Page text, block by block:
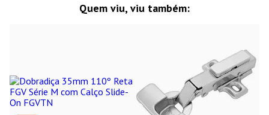
Quem viu, viu também: